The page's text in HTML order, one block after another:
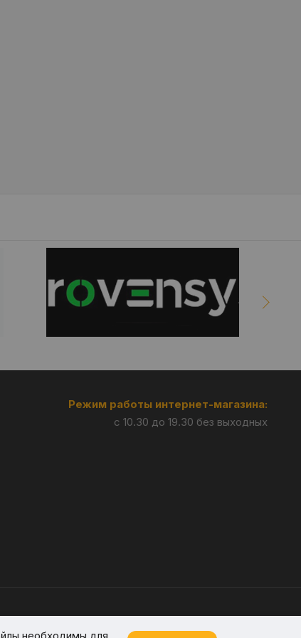
Режим работы интернет-магазина:
с 10.30 до 19.30 без выходных